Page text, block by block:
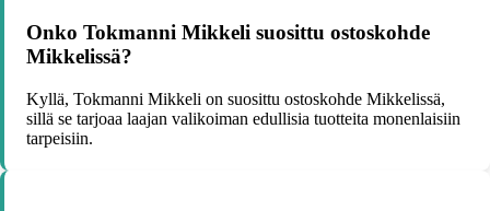
Onko Tokmanni Mikkeli suosittu ostoskohde
Mikkelissä?
Kyllä, Tokmanni Mikkeli on suosittu ostoskohde Mikkelissä,
sillä se tarjoaa laajan valikoiman edullisia tuotteita monenlaisiin
tarpeisiin.